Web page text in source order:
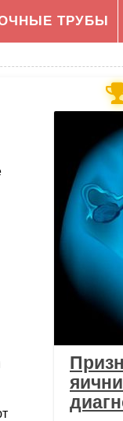
ТРУБЫ